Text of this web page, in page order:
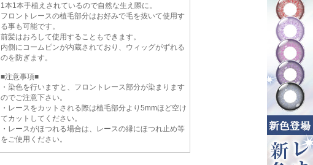
1本1本手植えされているので自然な生え際に。
フロントレースの植毛部分はお好みで毛を抜いて使用す
る事も可能です。
前髪はおろして使用することもできます。
内側にコームピンが内蔵されており、ウィッグがずれる
のを防ぎます。
■注意事項■
・染色を行いますと、フロントレース部分が染まります
のでご注意下さい。
・レースをカットされる際は植毛部分より5mmほど空け
てカットしてください。
・レースがほつれる場合は、レースの縁にほつれ止め等
をご使用ください。